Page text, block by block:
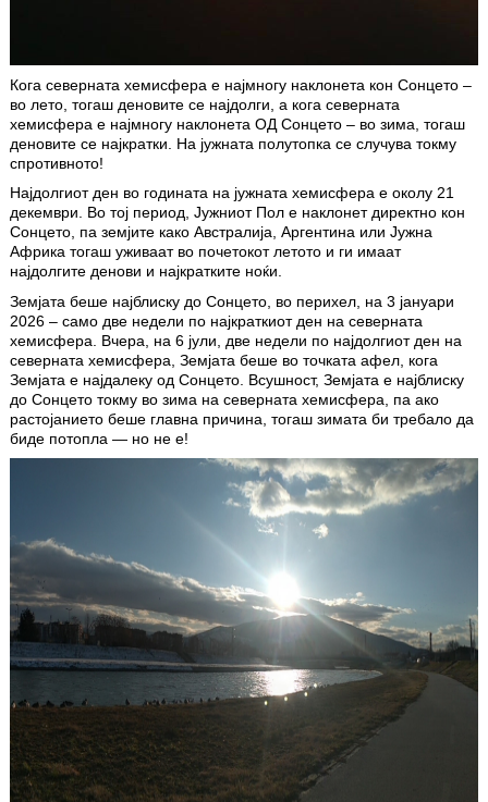
Кога северната хемисфера е најмногу наклонета кон Сонцето –
во лето, тогаш деновите се најдолги, а кога северната
хемисфера е најмногу наклонета ОД Сонцето – во зима, тогаш
деновите се најкратки. На јужната полутопка се случува токму
спротивното!
Најдолгиот ден во годината на јужната хемисфера е околу 21
декември. Во тој период, Јужниот Пол е наклонет директно кон
Сонцето, па земјите како Австралија, Аргентина или Јужна
Африка тогаш уживаат во почетокот летото и ги имаат
најдолгите денови и најкратките ноќи.
Земјата беше најблиску до Сонцето, во перихел, на 3 јануари
2026 – само две недели по најкраткиот ден на северната
хемисфера. Вчера, на 6 јули, две недели по најдолгиот ден на
северната хемисфера, Земјата беше во точката афел, кога
Земјата е најдалеку од Сонцето. Всушност, Земјата е најблиску
до Сонцето токму во зима на северната хемисфера, па ако
растојанието беше главна причина, тогаш зимата би требало да
биде потопла — но не е!